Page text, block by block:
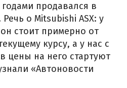
продавался в
о Mitsubishi ASX: у
стоит примерно от
курсу, а у нас с
цены на него стартуют
«Автоновости